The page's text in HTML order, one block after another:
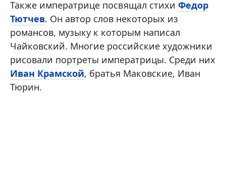
Также императрице посвящал стихи Федор
Тютчев. Он автор слов некоторых из
романсов, музыку к которым написал
Чайковский. Многие российские художники
рисовали портреты императрицы. Среди них
Иван Крамской, братья Маковские, Иван
Тюрин.